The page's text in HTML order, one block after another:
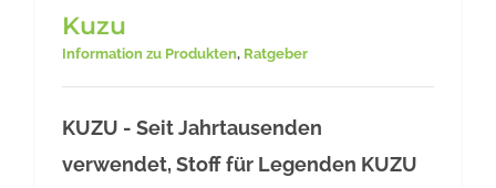
Kuzu
Kuzu
Information zu Produkten, Ratgeber
KUZU - Seit Jahrtausenden
verwendet, Stoff für Legenden KUZU